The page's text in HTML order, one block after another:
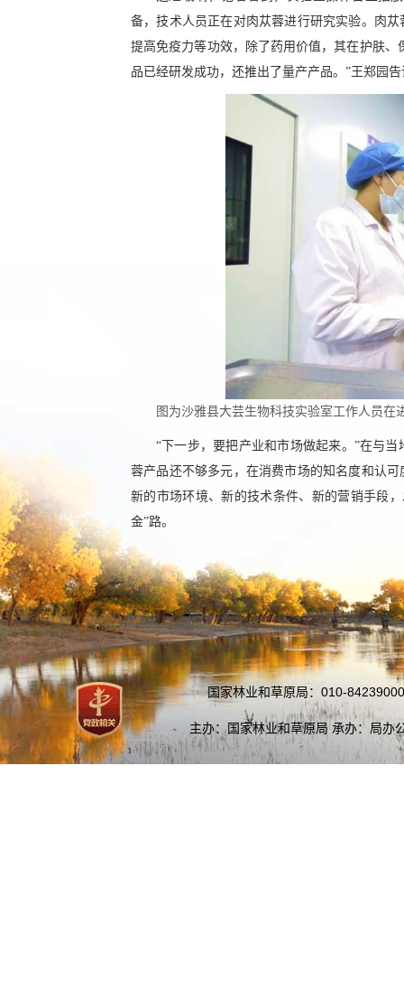
备，技术人员正在对肉苁蓉进行研究实验。肉
提高免疫力等功效，除了药用价值，其在护肤
品已经研发成功，还推出了量产产品。”王郑园
图为沙雅县大芸生物科技实验室工作人员
“下一步，要把产业和市场做起来。”在与
蓉产品还不够多元，在消费市场的知名度和认
新的市场环境、新的技术条件、新的营销手段
金”路。
国家林业和草原局：010-
主办：国家林业和草原局 承办：局办